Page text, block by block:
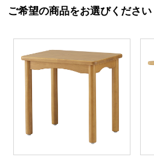
ご希望の商品をお選びください